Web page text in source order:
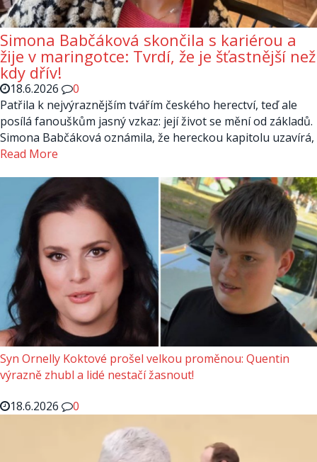
Simona Babčáková skončila s kariérou a
žije v maringotce: Tvrdí, že je šťastnější než
kdy dřív!
18.6.2026
0
Patřila k nejvýraznějším tvářím českého herectví, teď ale
posílá fanouškům jasný vzkaz: její život se mění od základů.
Simona Babčáková oznámila, že hereckou kapitolu uzavírá,
Read More
Syn Ornelly Koktové prošel velkou proměnou: Quentin
výrazně zhubl a lidé nestačí žasnout!
18.6.2026
0